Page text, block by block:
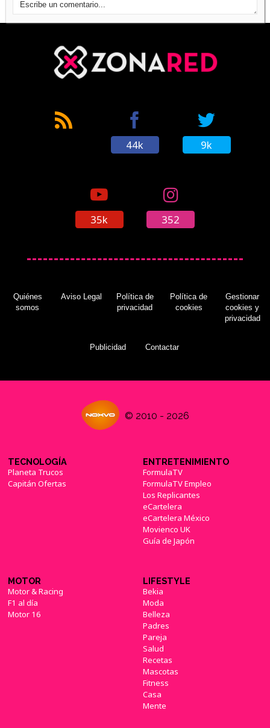
44k 9k
35k 352
Quiénes
somos
Aviso Legal
Política de
privacidad
Política de
cookies
Gestionar
cookies y
privacidad
Publicidad Contactar
© 2010 - 2026
TECNOLOGÍA
Planeta Trucos
Capitán Ofertas
ENTRETENIMIENTO
FormulaTV
FormulaTV Empleo
Los Replicantes
eCartelera
eCartelera México
Movienco UK
Guía de Japón
MOTOR
Motor & Racing
F1 al día
Motor 16
LIFESTYLE
Bekia
Moda
Belleza
Padres
Pareja
Salud
Recetas
Mascotas
Fitness
Casa
Mente